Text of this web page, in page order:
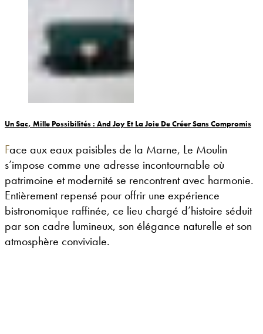
Un Sac, Mille Possibilités : And Joy Et La Joie De Créer Sans Compromis
Face aux eaux paisibles de la Marne, Le Moulin
s’impose comme une adresse incontournable où
patrimoine et modernité se rencontrent avec harmonie.
Entièrement repensé pour offrir une expérience
bistronomique raffinée, ce lieu chargé d’histoire séduit
par son cadre lumineux, son élégance naturelle et son
atmosphère conviviale.